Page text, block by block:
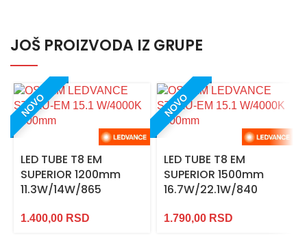
JOŠ PROIZVODA IZ GRUPE
LED TUBE T8 EM
SUPERIOR 1200mm
11.3W/14W/865
NOVO
1.400,00 RSD
LED TUBE T8 EM
SUPERIOR 1500mm
16.7W/22.1W/840
NOVO
1.790,00 RSD